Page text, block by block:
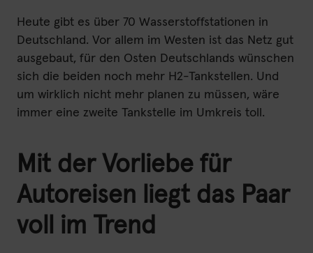
Heute gibt es über 70 Wasserstoffstationen in
Deutschland. Vor allem im Westen ist das Netz gut
ausgebaut, für den Osten Deutschlands wünschen
sich die beiden noch mehr H2-Tankstellen. Und
um wirklich nicht mehr planen zu müssen, wäre
immer eine zweite Tankstelle im Umkreis toll.
Mit der Vorliebe für
Autoreisen liegt das Paar
voll im Trend